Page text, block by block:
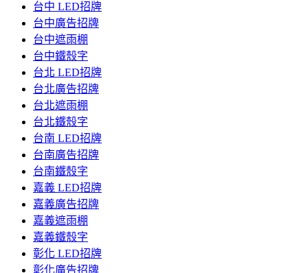
台中 LED招牌
台中廣告招牌
台中遮雨棚
台中鐵殼字
台北 LED招牌
台北廣告招牌
台北遮雨棚
台北鐵殼字
台南 LED招牌
台南廣告招牌
台南鐵殼字
嘉義 LED招牌
嘉義廣告招牌
嘉義遮雨棚
嘉義鐵殼字
彰化 LED招牌
彰化廣告招牌